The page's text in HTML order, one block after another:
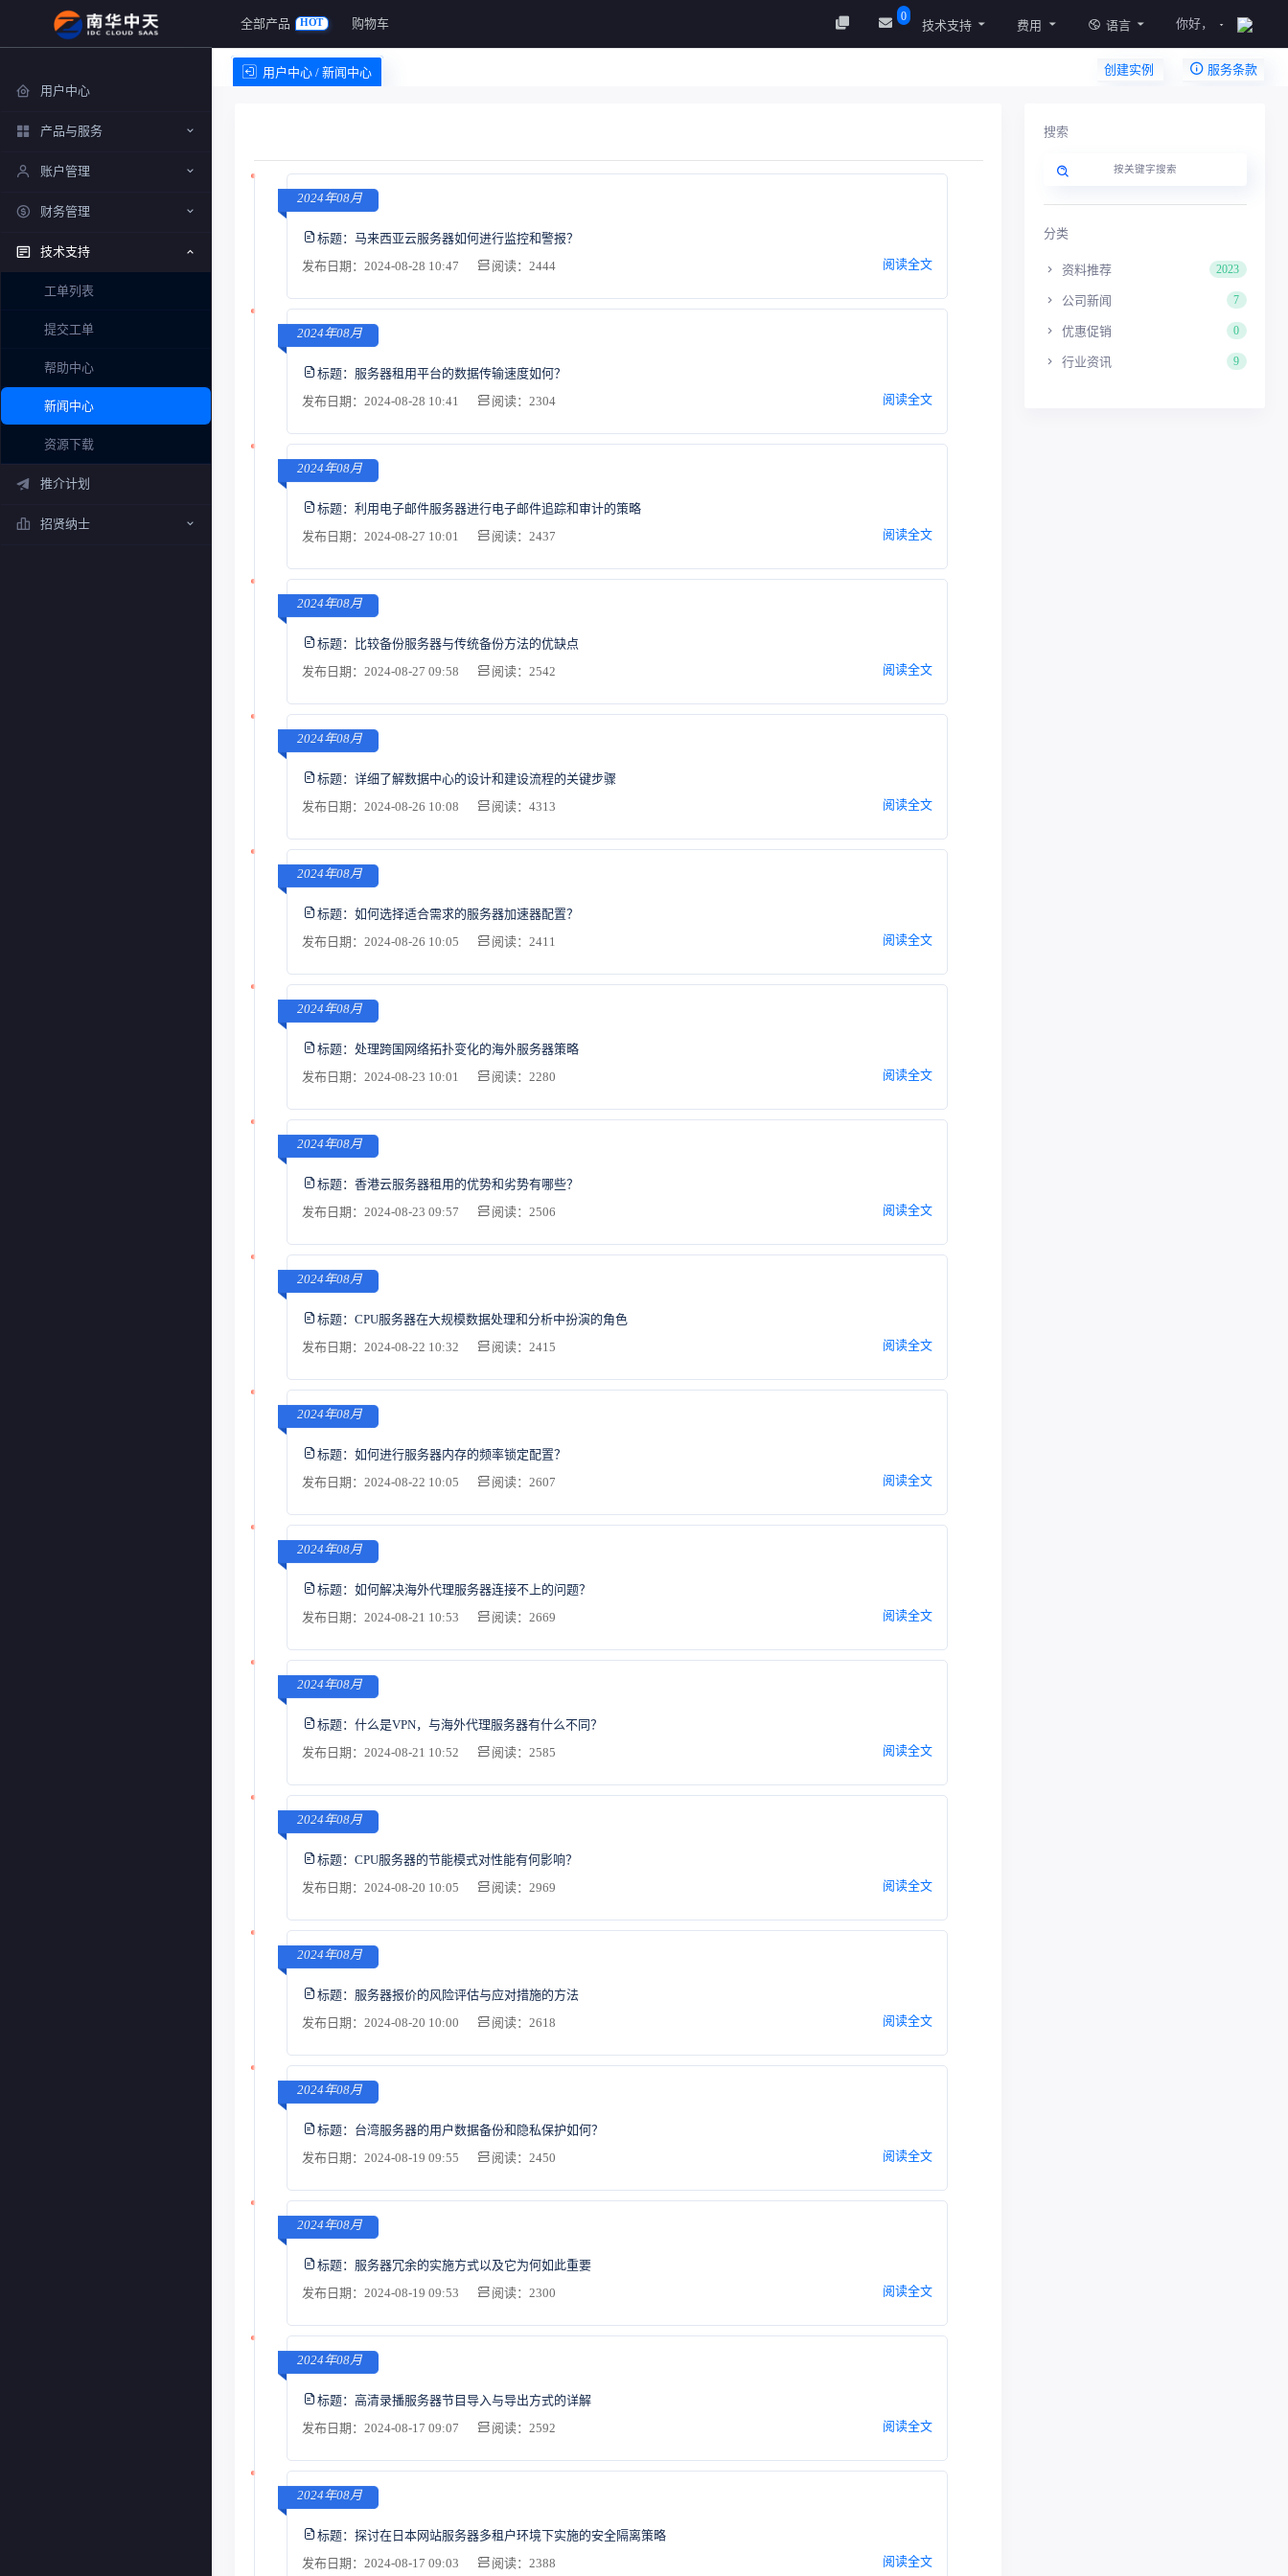
全部产品 HOT 购物车 0
技术支持 费用 语言 你好，
用户中心 / 新闻中心 创建实例
服务条款
用户中心
产品与服务
账户管理
财务管理
技术支持
工单列表
提交工单
帮助中心
新闻中心
资源下载
推介计划
招贤纳士
2024年08月
标题： 马来西亚云服务器如何进行监控和警报？
发布日期：2024-08-28 10:47
阅读：2444 阅读全文
2024年08月
标题： 服务器租用平台的数据传输速度如何？
发布日期：2024-08-28 10:41
阅读：2304 阅读全文
2024年08月
标题： 利用电子邮件服务器进行电子邮件追踪和审计的策略
发布日期：2024-08-27 10:01
阅读：2437 阅读全文
2024年08月
标题：
比较备份服务器与传统备份方法的优缺点
发布日期：2024-08-27 09:58
阅读：2542 阅读全文
2024年08月
标题： 详细了解数据中心的设计和建设流程的关键步骤
发布日期：2024-08-26 10:08
阅读：4313 阅读全文
2024年08月
标题： 如何选择适合需求的服务器加速器配置？
发布日期：2024-08-26 10:05
阅读：2411 阅读全文
2024年08月
标题： 处理跨国网络拓扑变化的海外服务器策略
发布日期：2024-08-23 10:01
阅读：2280 阅读全文
2024年08月
标题： 香港云服务器租用的优势和劣势有哪些？
发布日期：2024-08-23 09:57
阅读：2506 阅读全文
2024年08月
标题： CPU服务器在大规模数据处理和分析中扮演的角色
发布日期：2024-08-22 10:32
阅读：2415 阅读全文
2024年08月
标题： 如何进行服务器内存的频率锁定配置？
发布日期：2024-08-22 10:05
阅读：2607 阅读全文
2024年08月
标题： 如何解决海外代理服务器连接不上的问题？
发布日期：2024-08-21 10:53
阅读：2669 阅读全文
2024年08月
标题： 什么是VPN，与海外代理服务器有什么不同？
发布日期：2024-08-21 10:52
阅读：2585 阅读全文
2024年08月
标题： CPU服务器的节能模式对性能有何影响？
发布日期：2024-08-20 10:05
阅读：2969 阅读全文
2024年08月
标题： 服务器报价的风险评估与应对措施的方法
发布日期：2024-08-20 10:00
阅读：2618 阅读全文
2024年08月
标题： 台湾服务器的用户数据备份和隐私保护如何？
发布日期：2024-08-19 09:55
阅读：2450 阅读全文
2024年08月
标题： 服务器冗余的实施方式以及它为何如此重要
发布日期：2024-08-19 09:53
阅读：2300 阅读全文
2024年08月
标题： 高清录播服务器节目导入与导出方式的详解
发布日期：2024-08-17 09:07
阅读：2592 阅读全文
2024年08月
标题： 探讨在日本网站服务器多租户环境下实施的安全隔离策略
发布日期：2024-08-17 09:03
阅读：2388 阅读全文
搜索
分类
资料推荐 2023
公司新闻 7
优惠促销 0
行业资讯 9